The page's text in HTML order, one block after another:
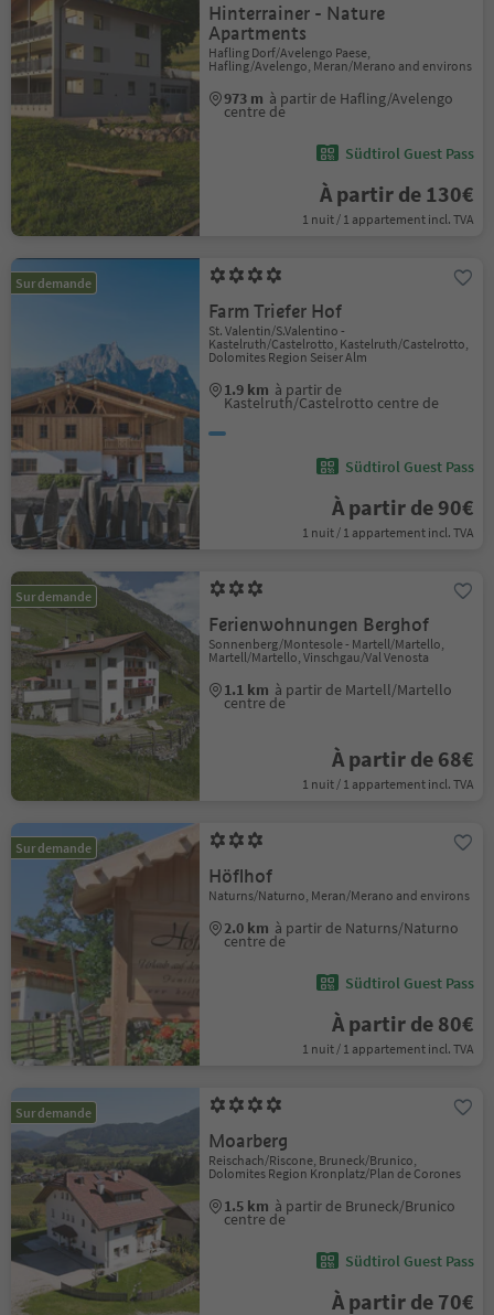
Hinterrainer - Nature
Apartments
Hafling Dorf/Avelengo Paese,
Hafling/Avelengo, Meran/Merano and environs
973 m à partir de Hafling/Avelengo
centre de
Südtirol Guest Pass
À partir de 130€
1 nuit / 1 appartement incl. TVA
Sur demande
Farm Triefer Hof
St. Valentin/S.Valentino -
Kastelruth/Castelrotto, Kastelruth/Castelrotto,
Dolomites Region Seiser Alm
1.9 km à partir de
Kastelruth/Castelrotto centre de
Südtirol Guest Pass
À partir de 90€
1 nuit / 1 appartement incl. TVA
Sur demande
Ferienwohnungen Berghof
Sonnenberg/Montesole - Martell/Martello,
Martell/Martello, Vinschgau/Val Venosta
1.1 km à partir de Martell/Martello
centre de
À partir de 68€
1 nuit / 1 appartement incl. TVA
Sur demande
Höflhof
Naturns/Naturno, Meran/Merano and environs
2.0 km à partir de Naturns/Naturno
centre de
Südtirol Guest Pass
À partir de 80€
1 nuit / 1 appartement incl. TVA
Sur demande
Moarberg
Reischach/Riscone, Bruneck/Brunico,
Dolomites Region Kronplatz/Plan de Corones
1.5 km à partir de Bruneck/Brunico
centre de
Südtirol Guest Pass
À partir de 70€